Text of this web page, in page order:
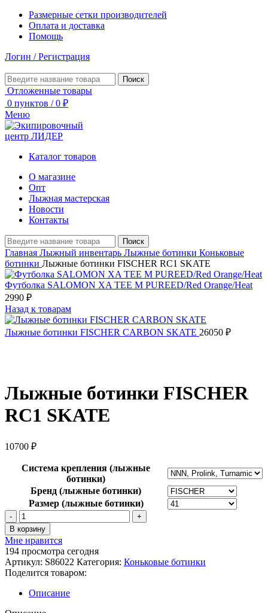
Размерные сетки производителей
Оплата и доставка
Помощь
Логин / Регистрация
Поиск
Отложенные товары
0 пунктов / 0 ₽
Меню
Каталог товаров
О магазине
Опт
Лыжная мастерская
Новости
Контакты
Поиск
Главная Лыжный инвентарь Лыжные ботинки Коньковые
ботинки Лыжные ботинки FISCHER RC1 SKATE
Футболка SALOMON XA TEE M PUREED/Red Orange/Heat
2990 ₽
Назад к товарам
Лыжные ботинки FISCHER CARBON SKATE 26050 ₽
Лыжные ботинки FISCHER
RC1 SKATE
10700 ₽
Система крепления (лыжные
ботинки)
Бренд (лыжные ботинки)
Размер (лыжные ботинки)
Количество
товара
Лыжные
ботинки
FISCHER
RC1
SKATE
В корзину
Мне нравится
194 просмотра сегодня
Артикул: S86022 Категория: Коньковые ботинки
Поделится товаром:
Описание